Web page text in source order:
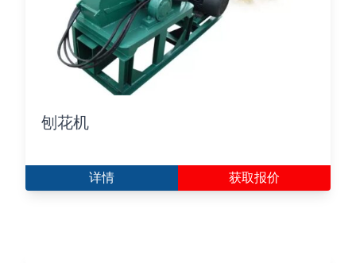
刨花机
详情 获取报价